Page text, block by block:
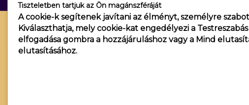
Tiszteletben tartjuk az Ön magánszféráját
A cookie-k segítenek javítani az élményt, személyre
Kiválaszthatja, mely cookie-kat engedélyezi a Testreszabás
elfogadása gombra a hozzájáruláshoz vagy a Mind
elutasításához.